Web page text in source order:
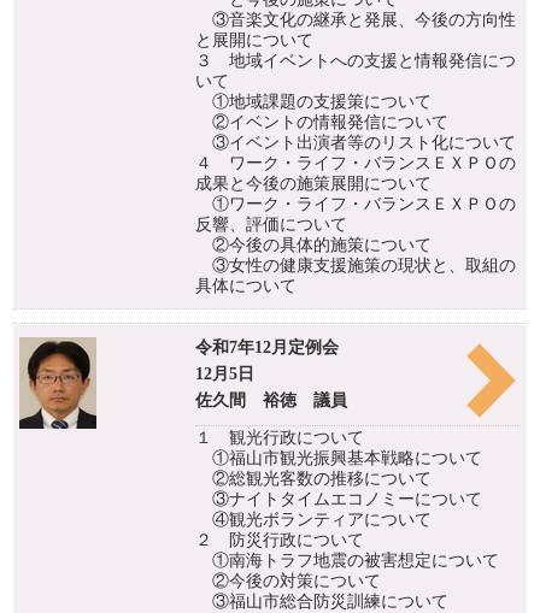
③音楽文化の継承と発展、今後の方向性
と展開について
３ 地域イベントへの支援と情報発信につ
いて
①地域課題の支援策について
②イベントの情報発信について
③イベント出演者等のリスト化について
４ ワーク・ライフ・バランスＥＸＰＯの
成果と今後の施策展開について
①ワーク・ライフ・バランスＥＸＰＯの
反響、評価について
②今後の具体的施策について
③女性の健康支援施策の現状と、取組の
具体について
令和7年12月定例会
12月5日
佐久間 裕徳 議員
１ 観光行政について
①福山市観光振興基本戦略について
②総観光客数の推移について
③ナイトタイムエコノミーについて
④観光ボランティアについて
２ 防災行政について
①南海トラフ地震の被害想定について
②今後の対策について
③福山市総合防災訓練について